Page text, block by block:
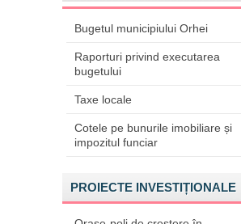
Bugetul municipiului Orhei
Raporturi privind executarea
bugetului
Taxe locale
Cotele pe bunurile imobiliare și
impozitul funciar
PROIECTE INVESTIȚIONALE